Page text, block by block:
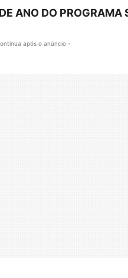
ANO DO PROGRAMA
após o anúncio -